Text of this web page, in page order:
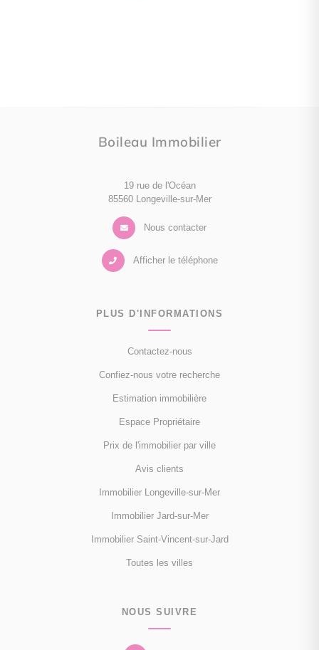
Boileau Immobilier
19 rue de l'Océan
85560 Longeville-sur-Mer
Nous contacter
Afficher le téléphone
PLUS D'INFORMATIONS
Contactez-nous
Confiez-nous votre recherche
Estimation immobilière
Espace Propriétaire
Prix de l'immobilier par ville
Avis clients
Immobilier Longeville-sur-Mer
Immobilier Jard-sur-Mer
Immobilier Saint-Vincent-sur-Jard
Toutes les villes
NOUS SUIVRE